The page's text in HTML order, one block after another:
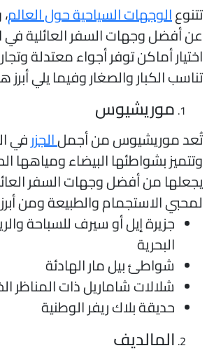
الوجهات السياحية حول العالم،
أفضل وجهات السفر العائلية في
أماكن توفر أجواء معتدلة
الكبار والصغار وفيما يلي أبرز
موريشيوس
موريشيوس من أجملالجزرفي
بشواطئها البيضاء ومياهها
من أفضل وجهات السفر
الاستجمام والطبيعة ومن أبرز
جزيرة إيل أو سيرف للسباحة
البحرية
شواطئ بيل مار الهادئة
شلالات شاماريل ذات المناظر
حديقة بلاك ريفر الوطنية
المالديف